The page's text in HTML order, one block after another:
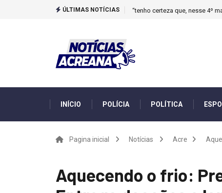
ÚLTIMAS NOTÍCIAS “tenho certeza que, nesse 4º
INÍCIO POLÍCIA POLÍTICA
Pagina inicial Notícias Acre
Aquecendo o frio: